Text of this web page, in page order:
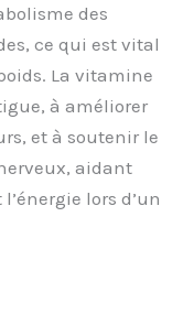
des
ce qui est vital
La vitamine
à améliorer
et à soutenir le
aidant
lors d’un